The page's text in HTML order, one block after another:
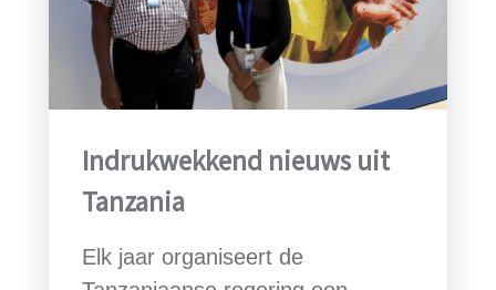
Indrukwekkend nieuws uit
Tanzania
Elk jaar organiseert de